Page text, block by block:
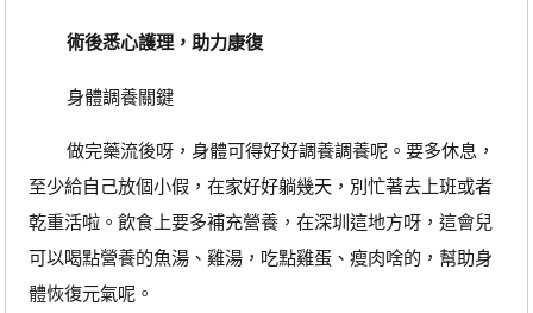
術後悉心護理，助力康復
身體調養關鍵
做完藥流後呀，身體可得好好調養調養呢。要多休息，
至少給自己放個小假，在家好好躺幾天，別忙著去上班或者
乾重活啦。飲食上要多補充營養，在深圳這地方呀，這會兒
可以喝點營養的魚湯、雞湯，吃點雞蛋、瘦肉啥的，幫助身
體恢復元氣呢。